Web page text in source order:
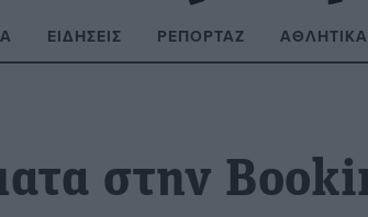
ΕΙΔΉΣΕΙΣ ΡΕΠΟΡΤΆΖ ΑΘΛΗΤΙΚΆ
στην